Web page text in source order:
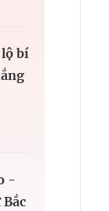
bí
-